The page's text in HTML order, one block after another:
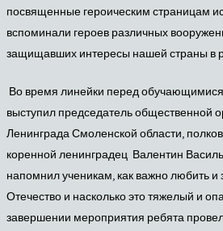
посвященные героическим страницам
вспоминали героев различных
защищавших интересы нашей страны в
Во время линейки перед
выступил председатель общественной
Ленинграда Смоленской области,
коренной ленинградец Валентин
напомнил ученикам, как важно любить
Отечество и насколько это тяжелый и
завершении мероприятия ребята